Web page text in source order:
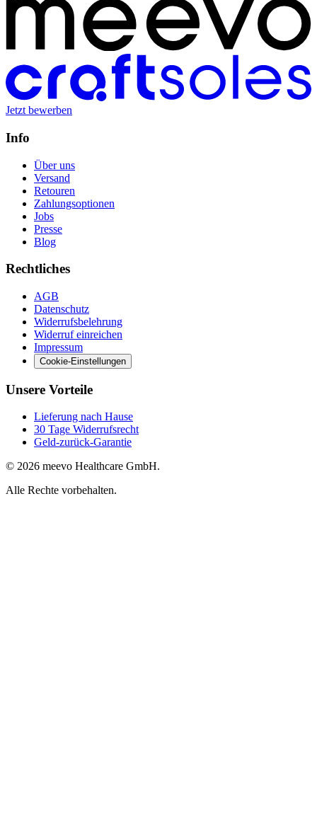
Jetzt bewerben
Info
Über uns
Versand
Retouren
Zahlungsoptionen
Jobs
Presse
Blog
Rechtliches
AGB
Datenschutz
Widerrufsbelehrung
Widerruf einreichen
Impressum
Cookie-Einstellungen
Unsere Vorteile
Lieferung nach Hause
30 Tage Widerrufsrecht
Geld-zurück-Garantie
© 2026 meevo Healthcare GmbH.
Alle Rechte vorbehalten.